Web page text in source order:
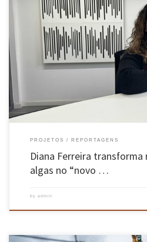
A investigadora do centro 2C2T da Escola de
PRR focados na descarbonização e na criação de
tratamento de cancro a coleções de moda feitas com
minhota está a antecipar as novas exigências […]
PROJETOS REPORTAGENS
Diana Ferreira transforma
algas no “novo …
by admin